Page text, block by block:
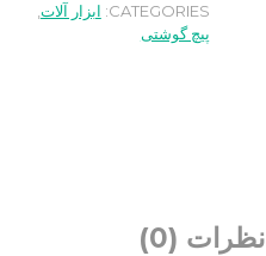
CATEGORIES: ابزار آلات
پیچ گوشتی
نظرات (0)